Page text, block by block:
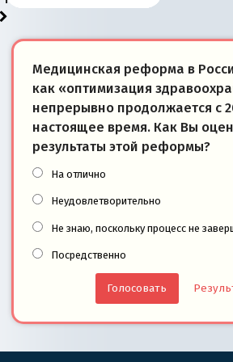
Медицинская реформа в
как «оптимизация
непрерывно продолжается с
настоящее время. Как Вы
результаты этой реформы?
На отлично
Неудовлетворительно
Не знаю, поскольку процесс не
Посредственно